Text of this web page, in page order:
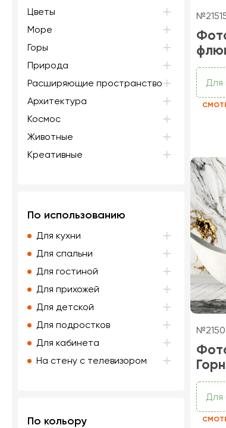
Цветы
Море
Горы
Природа
Расширяющие пространство
Архитектура
Космос
Животные
Креативные
По использованию
Для кухни
Для спальни
Для гостиной
Для прихожей
Для детской
Для подростков
Для кабинета
На стену с телевизором
По кольору
Для
Для